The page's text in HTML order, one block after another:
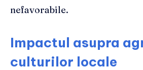
nefavorabile.
Impactul asupra
culturilor locale